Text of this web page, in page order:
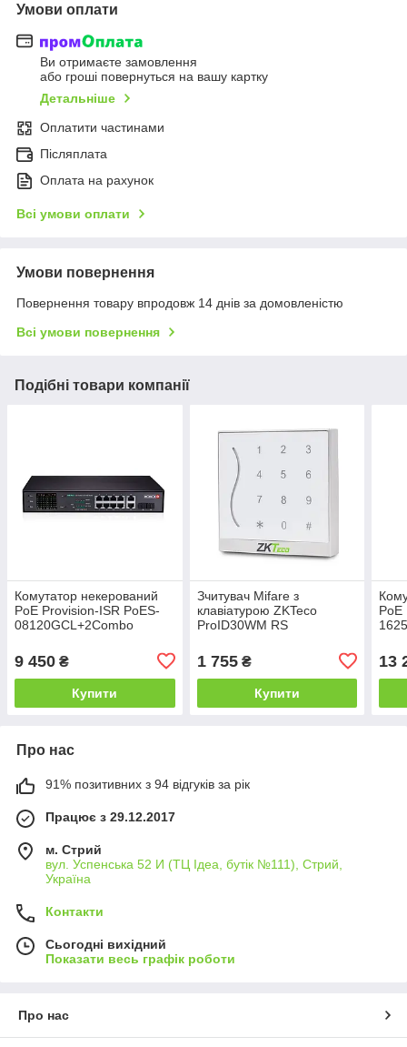
Умови оплати
Ви отримаєте замовлення
або гроші повернуться на вашу картку
Детальніше
Оплатити частинами
Післяплата
Оплата на рахунок
Всі умови оплати
Умови повернення
Повернення товару впродовж 14 днів за домовленістю
Всі умови повернення
Подібні товари компанії
Комутатор некерований
PoE Provision-ISR PoES-
08120GCL+2Combo
9 450 ₴
Купити
Зчитувач Mifare з
клавіатурою ZKTeco
ProID30WM RS
1 755₴
Купити
PoE
13
Про нас
91% позитивних з 94 відгуків за рік
Працює з 29.12.2017
м. Стрий
вул. Успенська 52 И (ТЦ Ідеа, бутік №111), Стрий,
Україна
Контакти
Сьогодні вихідний
Показати весь графік роботи
Про нас